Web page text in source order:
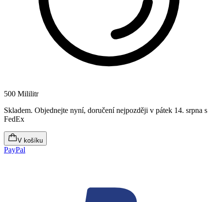
500 Mililitr
Skladem. Objednejte nyní, doručení nejpozději v pátek 14. srpna s
FedEx
V košíku
PayPal